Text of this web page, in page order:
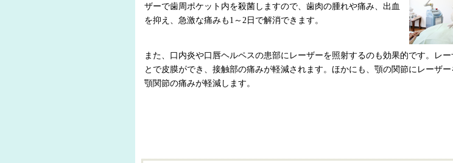
ザーで歯周ポケット内を殺菌しますので、歯肉の腫れや痛み、出血
を抑え、急激な痛みも1～2日で解消できます。
また、口内炎や口唇ヘルペスの患部にレーザーを照射するのも効果的です。レ
とで皮膜ができ、接触部の痛みが軽減されます。ほかにも、顎の関節にレーザー
顎関節の痛みが軽減します。